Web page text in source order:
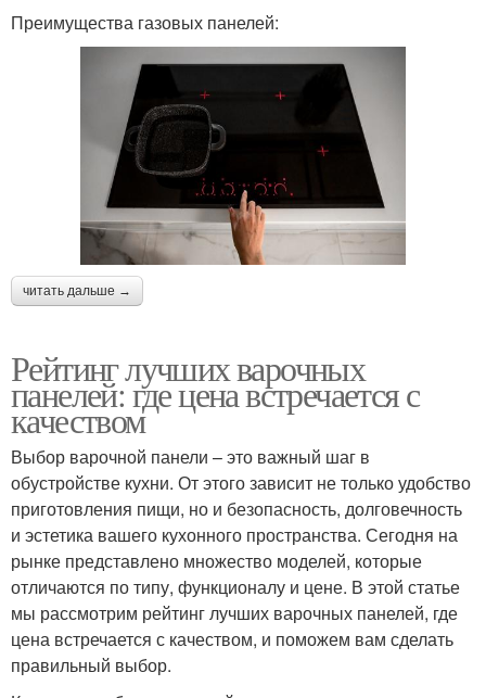
Преимущества газовых панелей:
читать дальше →
Рейтинг лучших варочных
панелей: где цена встречается с
качеством
Выбор варочной панели – это важный шаг в
обустройстве кухни. От этого зависит не только удобство
приготовления пищи, но и безопасность, долговечность
и эстетика вашего кухонного пространства. Сегодня на
рынке представлено множество моделей, которые
отличаются по типу, функционалу и цене. В этой статье
мы рассмотрим рейтинг лучших варочных панелей, где
цена встречается с качеством, и поможем вам сделать
правильный выбор.